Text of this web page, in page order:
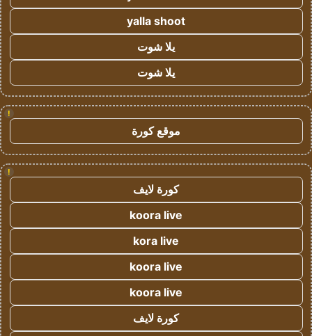
yalla shoot
يلا شوت
يلا شوت
!
موقع كورة
!
كورة لايف
koora live
kora live
koora live
koora live
كورة لايف